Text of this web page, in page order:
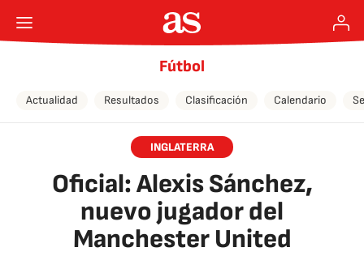
Fútbol
Actualidad Resultados Clasificación Calendario
INGLATERRA
Oficial: Alexis Sánchez,
nuevo jugador del
Manchester United